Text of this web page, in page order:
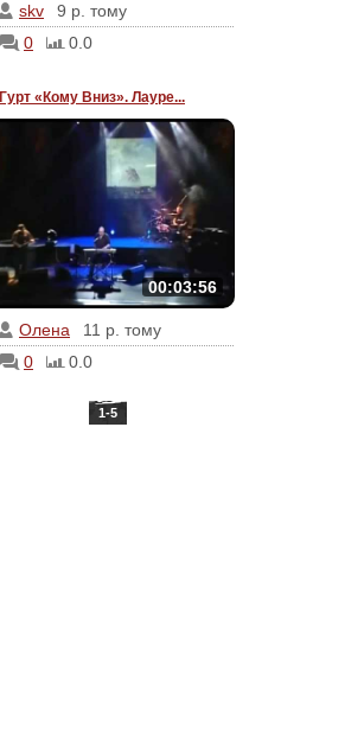
skv
9 р. тому
0
0.0
Гурт «Кому Вниз». Лауре...
00:03:56
Олена
11 р. тому
0
0.0
1-5